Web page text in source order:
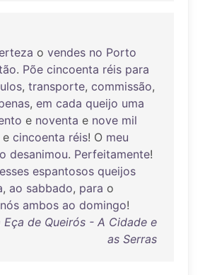
o vendes no Porto
. Põe cincoenta réis para
, transporte, commissão,
, em cada queijo uma
e noventa e nove mil
e cincoenta réis! O meu
desanimou. Perfeitamente!
espantosos queijos
, ao sabbado, para o
nós ambos ao domingo!
Eça de Queirós - A Cidade e
as Serras